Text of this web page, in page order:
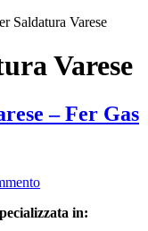
Saldatura Varese
Varese
– Fer Gas
in: